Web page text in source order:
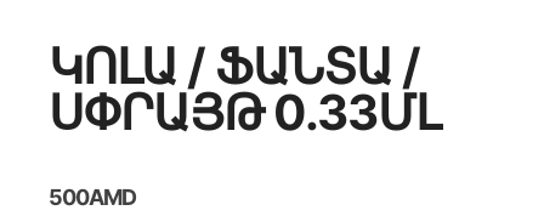
ԿՈԼԱ / ՖԱՆՏԱ /
ՍՓՐԱՅԹ 0.33ՄԼ
500AMD